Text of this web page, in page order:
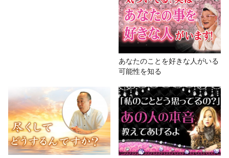
あなたのことを好きな人がいる
可能性を知る